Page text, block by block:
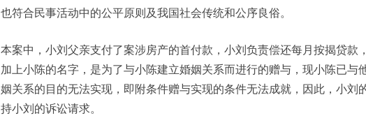
也符合民事活动中的公平原则及我国社会传统和公序良俗。
本案中，小刘父亲支付了案涉房产的首付款，小刘负责偿还每月按揭贷款
加上小陈的名字，是为了与小陈建立婚姻关系而进行的赠与，现小陈已与
姻关系的目的无法实现，即附条件赠与实现的条件无法成就，因此，小刘
持小刘的诉讼请求。